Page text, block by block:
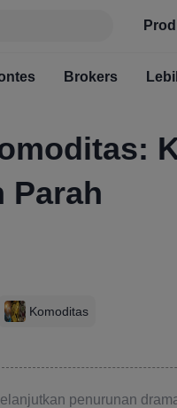
Berita Sinyal
Gratis
Brokers
Parah
Komoditas
penurunan